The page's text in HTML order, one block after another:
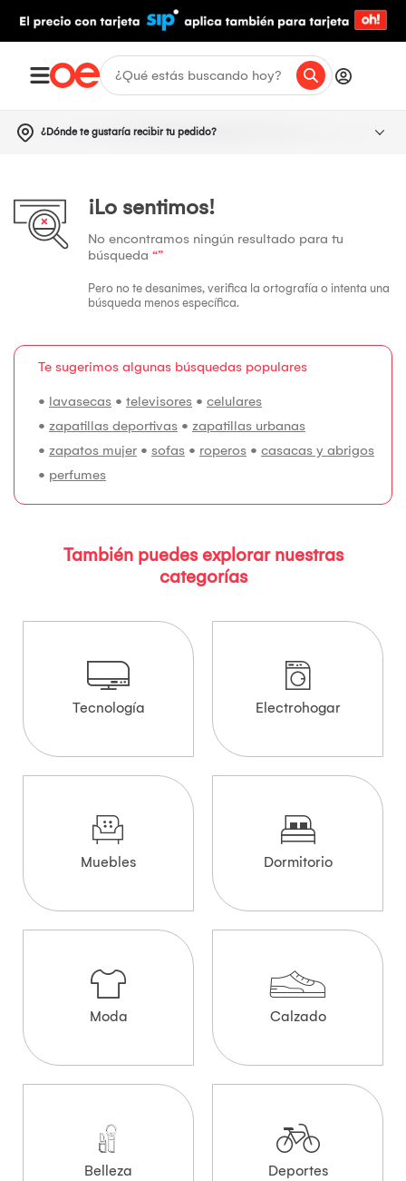
¿Dónde te gustaría recibir tu pedido?
¡Lo sentimos!
No encontramos ningún resultado para tu
búsqueda “”
Pero no te desanimes, verifica la ortografía o intenta una
búsqueda menos específica.
Te sugerimos algunas búsquedas populares
• lavasecas • televisores • celulares
• zapatillas deportivas • zapatillas urbanas
• zapatos mujer • sofas • roperos • casacas y abrigos
• perfumes
También puedes explorar nuestras
categorías
Tecnología Electrohogar
Muebles Dormitorio
Moda Calzado
Belleza Deportes